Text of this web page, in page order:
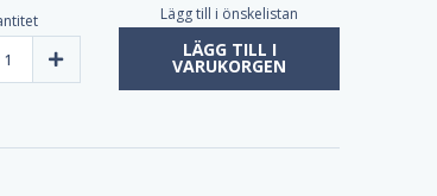
Öka
liposomalt
|
Lägg till i önskelistan
LÄGG TILL I
VARUKORGEN